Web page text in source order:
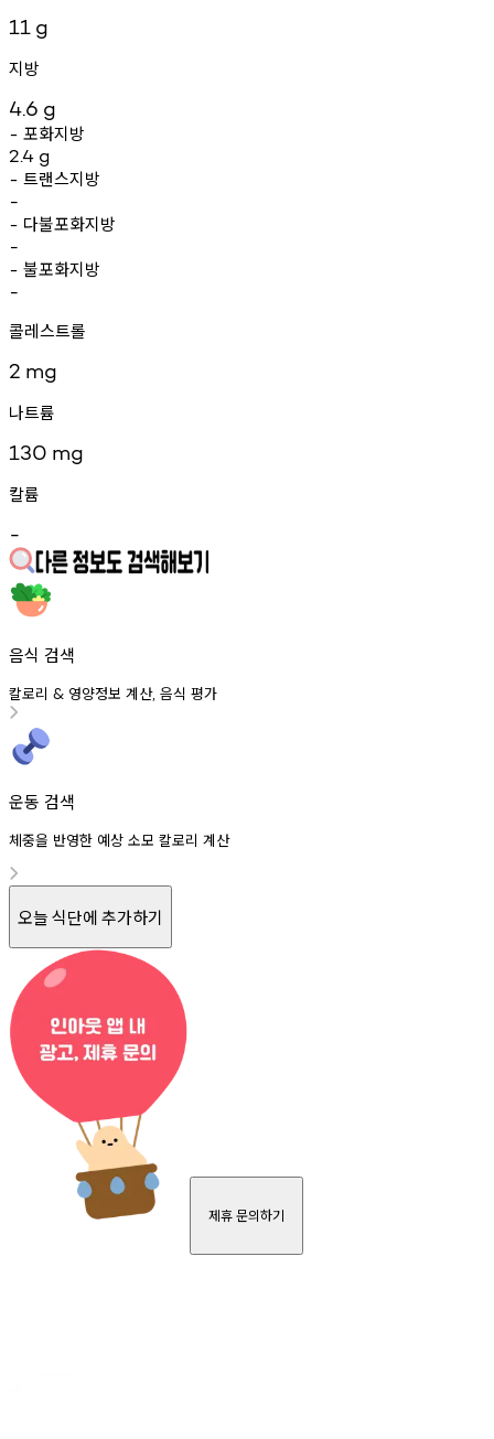
11 g
지방
4.6 g
- 포화지방
2.4 g
- 트랜스지방
-
- 다불포화지방
-
- 불포화지방
-
콜레스트롤
2 mg
나트륨
130 mg
칼륨
-
음식 검색
칼로리 & 영양정보 계산, 음식 평가
운동 검색
체중을 반영한 예상 소모 칼로리 계산
오늘 식단에 추가하기
제휴 문의하기